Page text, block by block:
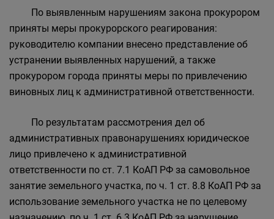
По выявленным нарушениям закона прокурором
приняты меры прокурорского реагирования:
руководителю компании внесено представление об
устранении выявленных нарушений, а также
прокурором города приняты меры по привлечению
виновных лиц к административной ответственности.
По результатам рассмотрения дел об
административных правонарушениях юридическое
лицо привлечено к административной
ответственности по ст. 7.1 КоАП РФ за самовольное
занятие земельного участка, по ч. 1 ст. 8.8 КоАП РФ за
использование земельного участка не по целевому